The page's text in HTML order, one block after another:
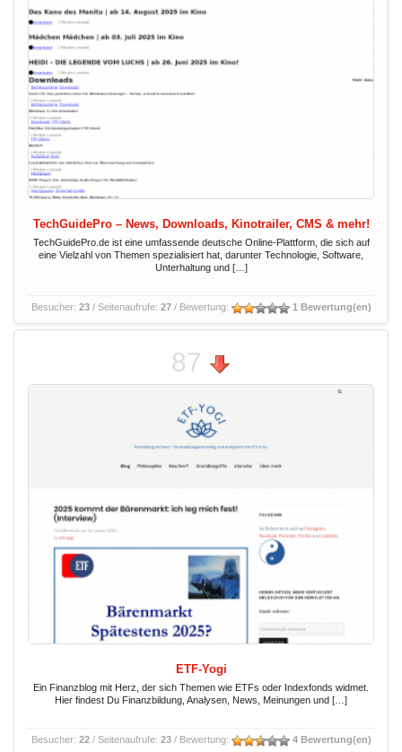
TechGuidePro – News, Downloads, Kinotrailer, CMS & mehr!
TechGuidePro.de ist eine umfassende deutsche Online-Plattform, die sich auf
eine Vielzahl von Themen spezialisiert hat, darunter Technologie, Software,
Unterhaltung und […]
Besucher: 23/ Seitenaufrufe: 27/ Bewertung: 1 Bewertung(en)
87
ETF-Yogi
Ein Finanzblog mit Herz, der sich Themen wie ETFs oder Indexfonds widmet.
Hier findest Du Finanzbildung, Analysen, News, Meinungen und […]
Besucher: 22/ Seitenaufrufe: 23/ Bewertung: 4 Bewertung(en)